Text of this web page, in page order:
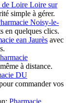
de Loire Loire sur
simple à gérer.
Noisy-le-
en quelques clics.
ean Jaurès avec
à distance.
DU
commander vos